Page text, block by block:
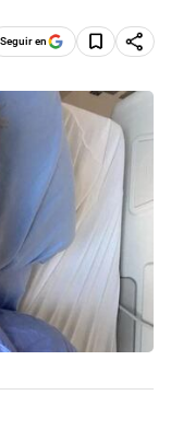
Seguir en